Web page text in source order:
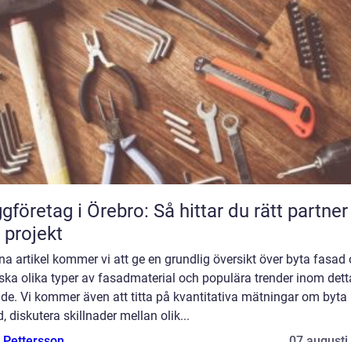
i Örebro: Så hittar du rätt
artikel kommer vi att ge en grundlig översikt över byta fasad
olika typer av fasadmaterial och populära trender inom
Vi kommer även att titta på kvantitativa mätningar om byta
diskutera skillnader mellan olik...